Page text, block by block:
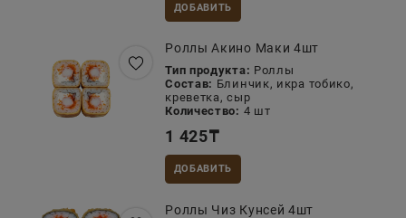
ДОБАВИТЬ
Роллы Акино Маки 4шт
Тип продукта: Роллы
Состав: Блинчик, икра тобико,
креветка, сыр
Количество: 4 шт
1 425₸
ДОБАВИТЬ
Роллы Чиз Кунсей 4шт